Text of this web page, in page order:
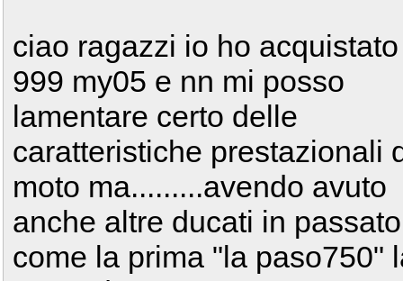
ciao ragazzi io ho
999 my05 e nn mi posso
lamentare certo delle
caratteristiche prestazionali
moto ma.........avendo avuto
anche altre ducati in passato
come la prima "la paso750"